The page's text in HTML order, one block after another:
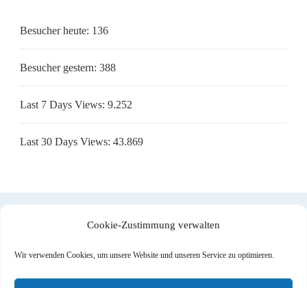
Cookie-Zustimmung verwalten
Wir verwenden Cookies, um unsere Website und unseren Service zu optimieren.
Besucher heute: 136
Besucher gestern: 388
Last 7 Days Views: 9.252
Last 30 Days Views: 43.869